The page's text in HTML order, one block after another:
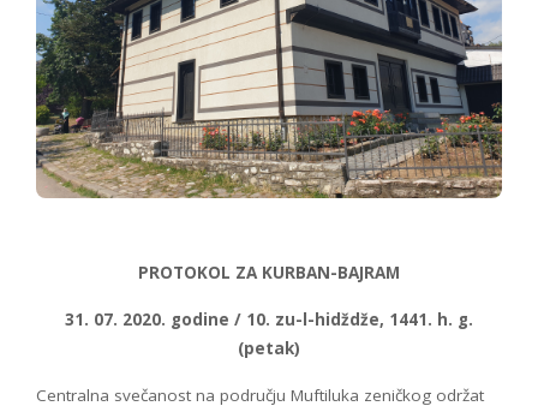
PROTOKOL ZA KURBAN-BAJRAM
31. 07. 2020. godine / 10. zu-l-hidždže, 1441. h. g.
(petak)
Centralna svečanost na području Muftiluka zeničkog održat